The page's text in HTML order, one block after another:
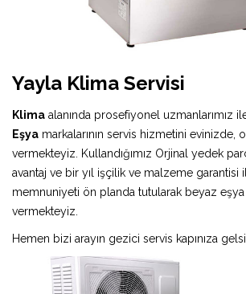
Yayla Klima Servisi
Klima alanında prosefiyonel uzmanlarımız
Eşya markalarının servis hizmetini evinizde,
vermekteyiz. Kullandığımız Orjinal yedek
avantaj ve bir yıl işçilik ve malzeme garantisi
memnuniyeti ön planda tutularak beyaz
vermekteyiz.
Hemen bizi arayın gezici servis kapınıza